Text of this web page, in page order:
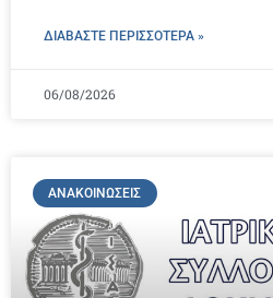
ΔΙΑΒΑΣΤΕ ΠΕΡΙΣΣΌΤΕΡΑ »
06/08/2026
ΑΝΑΚΟΙΝΏΣΕΙΣ